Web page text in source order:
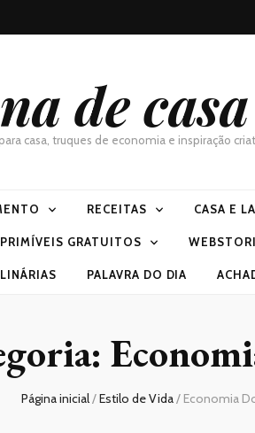
de
casa, truques de economia e inspiração
RECEITAS CASA E
GRATUITOS
PALAVRA DO DIA
Página inicial/Estilo de Vida/ Economia